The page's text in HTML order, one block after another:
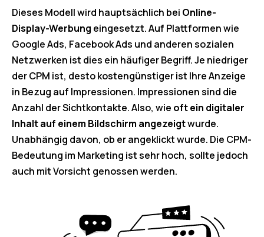
Dieses Modell wird hauptsächlich bei Online-
Display-Werbung eingesetzt. Auf Plattformen wie
Google Ads, Facebook Ads und anderen sozialen
Netzwerken ist dies ein häufiger Begriff. Je niedriger
der CPM ist, desto kostengünstiger ist Ihre Anzeige
in Bezug auf Impressionen. Impressionen sind die
Anzahl der Sichtkontakte. Also, wie oft ein digitaler
Inhalt auf einem Bildschirm angezeigtwurde.
Unabhängig davon, ob er angeklickt wurde. Die CPM-
Bedeutung im Marketing ist sehr hoch, sollte jedoch
auch mit Vorsicht genossen werden.